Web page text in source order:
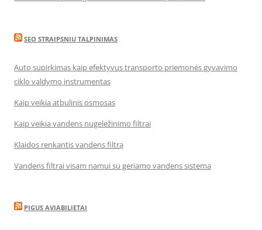
SEO STRAIPSNIU TALPINIMAS
Auto supirkimas kaip efektyvus transporto priemonės gyvavimo
ciklo valdymo instrumentas
Kaip veikia atbulinis osmosas
Kaip veikia vandens nugeležinimo filtrai
Klaidos renkantis vandens filtrą
Vandens filtrai visam namui su geriamo vandens sistema
PIGUS AVIABILIETAI